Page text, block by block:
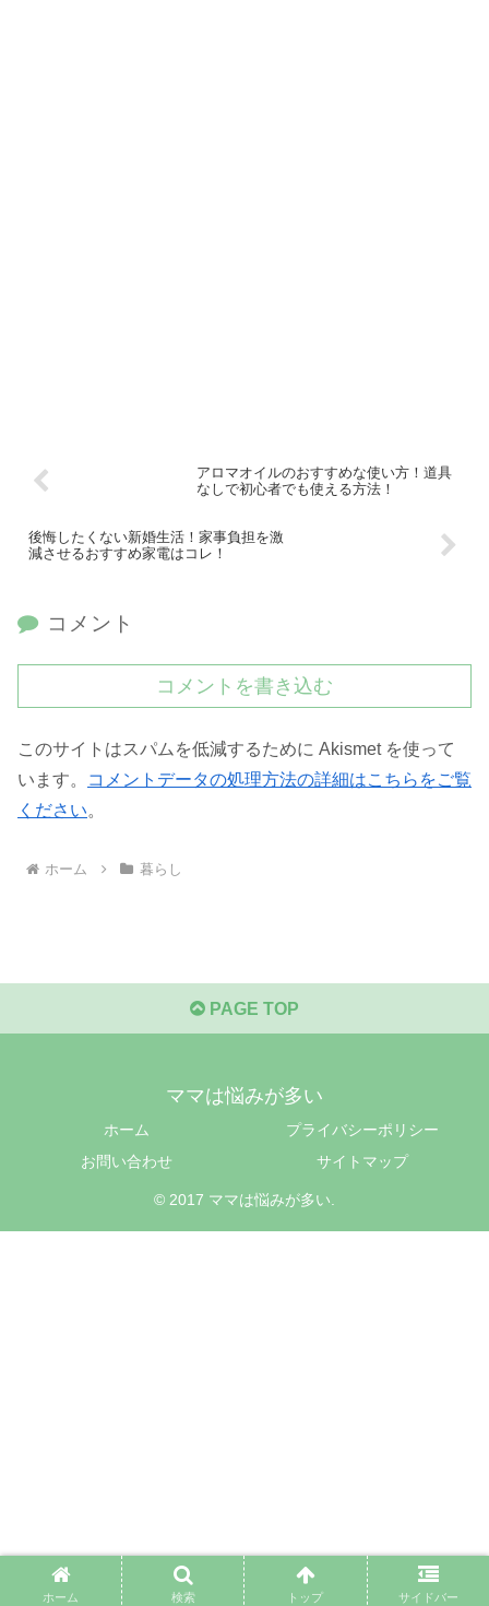
アロマオイルのおすすめな使い方！道具
なしで初心者でも使える方法！
後悔したくない新婚生活！家事負担を激
減させるおすすめ家電はコレ！
コメント
コメントを書き込む
このサイトはスパムを低減するために Akismet を使って
います。
コメントデータの処理方法の詳細はこちらをご覧
ください。
ホーム 暮らし
PAGE TOP
ママは悩みが多い
ホーム
プライバシーポリシー
お問い合わせ
サイトマップ
© 2017 ママは悩みが多い.
ホーム 検索 トップ サイドバー